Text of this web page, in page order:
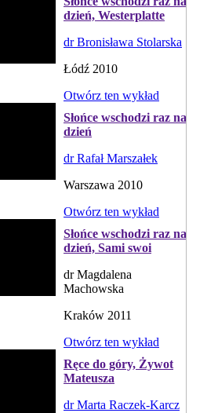
dzień, Westerplatte
dr Bronisława Stolarska
Łódź 2010
Otwórz ten wykład
Słońce wschodzi raz na
dzień
dr Rafał Marszałek
Warszawa 2010
Otwórz ten wykład
Słońce wschodzi raz na
dzień, Sami swoi
dr Magdalena
Machowska
Kraków 2011
Otwórz ten wykład
Ręce do góry, Żywot
Mateusza
dr Marta Raczek-Karcz